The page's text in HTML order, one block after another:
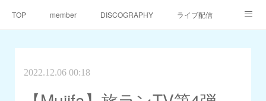
TOP member DISCOGRAPHY ライブ配信
2022.12.06 00:18